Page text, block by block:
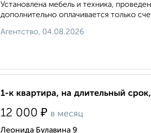
Установлена мебель и техника,
дополнительно оплачивается только
Агентство, 04.08.2026
1-к квартира, на длительный
12 000 ₽ в месяц
Леонида Булавина 9